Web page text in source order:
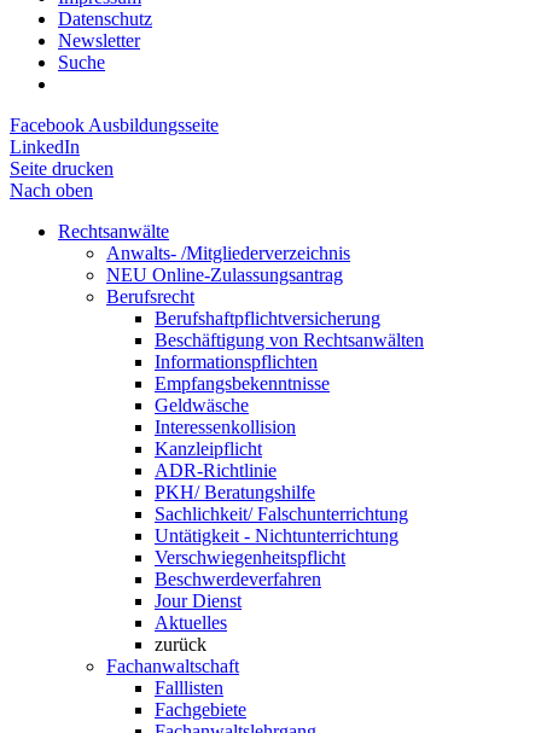
Datenschutz
Newsletter
Suche
Facebook Ausbildungsseite
LinkedIn
Seite drucken
Nach oben
Rechtsanwälte
Anwalts- /Mitgliederverzeichnis
NEU Online-Zulassungsantrag
Berufsrecht
Berufshaftpflichtversicherung
Beschäftigung von Rechtsanwälten
Informationspflichten
Empfangsbekenntnisse
Geldwäsche
Interessenkollision
Kanzleipflicht
ADR-Richtlinie
PKH/ Beratungshilfe
Sachlichkeit/ Falschunterrichtung
Untätigkeit - Nichtunterrichtung
Verschwiegenheitspflicht
Beschwerdeverfahren
Jour Dienst
Aktuelles
zurück
Fachanwaltschaft
Falllisten
Fachgebiete